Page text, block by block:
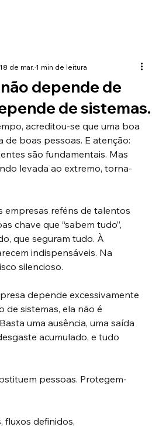
depende de
de sistemas.
18 de mar.1 min de leitura
acreditou-se que uma boa
de boas pessoas. E atenção:
são fundamentais. Mas
levada ao extremo, torna-
empresas reféns de talentos
chave que “sabem tudo”,
que seguram tudo. À
indispensáveis. Na
silencioso.
depende excessivamente
de sistemas, ela não é
uma ausência, uma saída
acumulado, e tudo
pessoas. Protegem-
fluxos definidos,